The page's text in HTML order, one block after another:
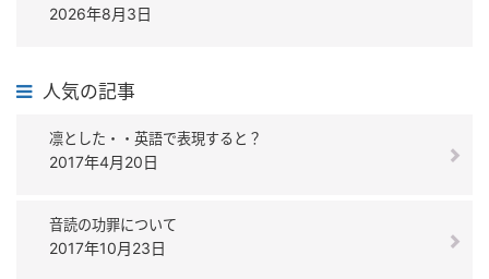
2026年8月3日
人気の記事
凛とした・・英語で表現すると？
2017年4月20日
音読の功罪について
2017年10月23日